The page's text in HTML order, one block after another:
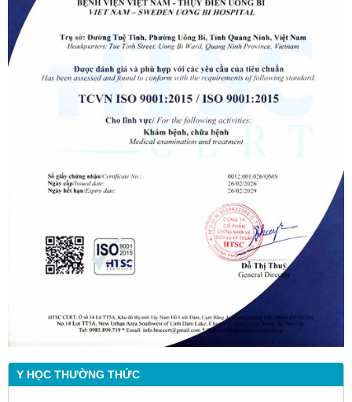
Y HỌC THƯỜNG THỨC